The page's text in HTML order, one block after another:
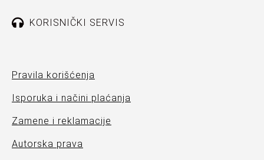
KORISNIČKI SERVIS
Pravila korišćenja
Isporuka i načini plaćanja
Zamene i reklamacije
Autorska prava